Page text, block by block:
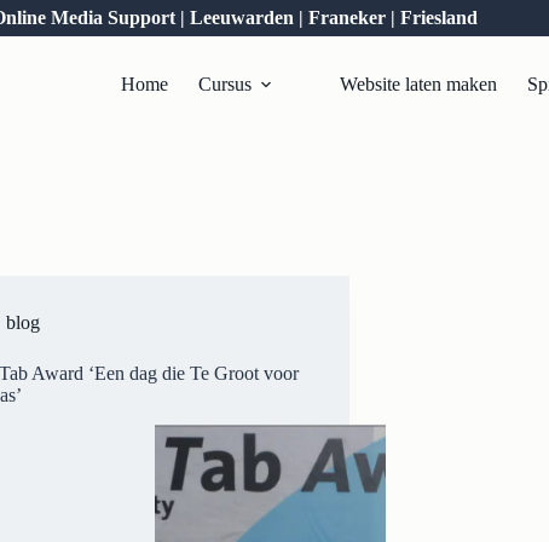
Media Support | Leeuwarden | Franeker | Friesland
Home Cursus Website laten maken
blog
Award ‘Een dag die Te Groot voor